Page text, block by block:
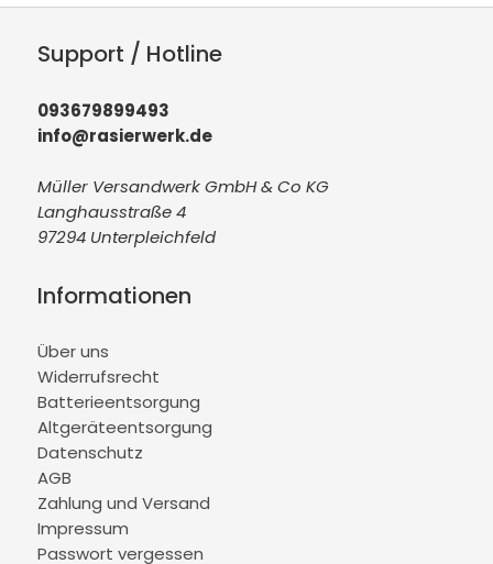
Support / Hotline
093679899493
info@rasierwerk.de
Müller Versandwerk GmbH & Co KG
Langhausstraße 4
97294 Unterpleichfeld
Informationen
Über uns
Widerrufsrecht
Batterieentsorgung
Altgeräteentsorgung
Datenschutz
AGB
Zahlung und Versand
Impressum
Passwort vergessen